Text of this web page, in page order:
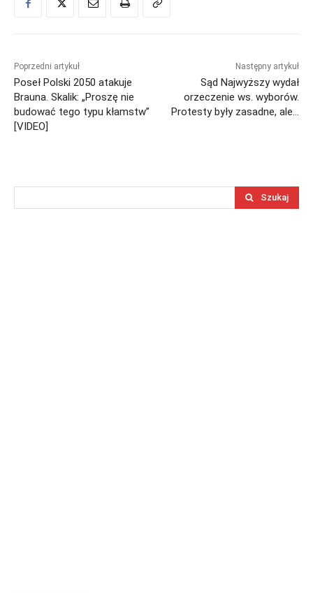
Poprzedni artykuł
Poseł Polski 2050 atakuje
Brauna. Skalik: „Proszę nie
budować tego typu kłamstw”
[VIDEO]
Następny artykuł
Sąd Najwyższy wydał
orzeczenie ws. wyborów.
Protesty były zasadne, ale…
Szukaj